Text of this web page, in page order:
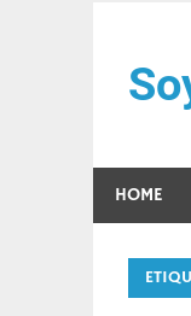
contenido
HOME